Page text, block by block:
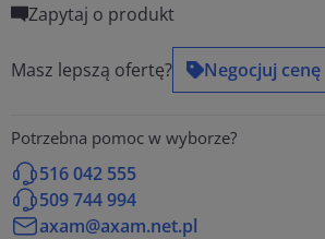
Zapytaj o produkt
Masz lepszą ofertę? Negocjuj cenę
Potrzebna pomoc w wyborze?
516 042 555
509 744 994
axam@axam.net.pl